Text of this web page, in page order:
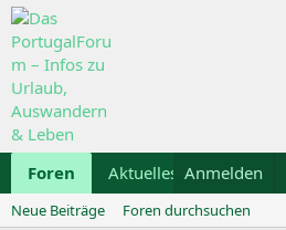
Foren Aktuelles Galerie
Anmelden
Neue Beiträge Foren durchsuchen